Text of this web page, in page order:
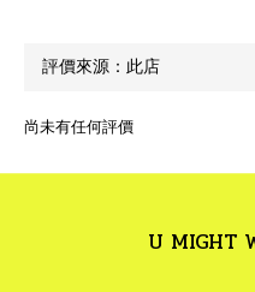
尚未有任何評價
U MIGHT